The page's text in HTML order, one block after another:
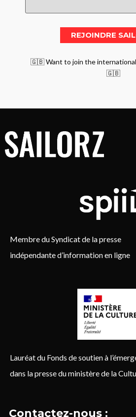
🇬🇧 Want to join the international
🇬🇧
Membre du Syndicat de la presse
indépendante d’information en ligne
Lauréat du Fonds de soutien à
dans la presse du ministère de la
Contactez-nous :